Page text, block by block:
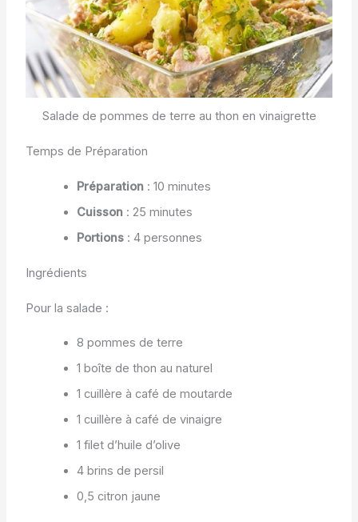
Salade de pommes de terre au thon en vinaigrette
Temps de Préparation
Préparation: 10 minutes
Cuisson: 25 minutes
Portions: 4 personnes
Ingrédients
Pour la salade :
8 pommes de terre
1 boîte de thon au naturel
1 cuillère à café de moutarde
1 cuillère à café de vinaigre
1 filet d’huile d’olive
4 brins de persil
0,5 citron jaune